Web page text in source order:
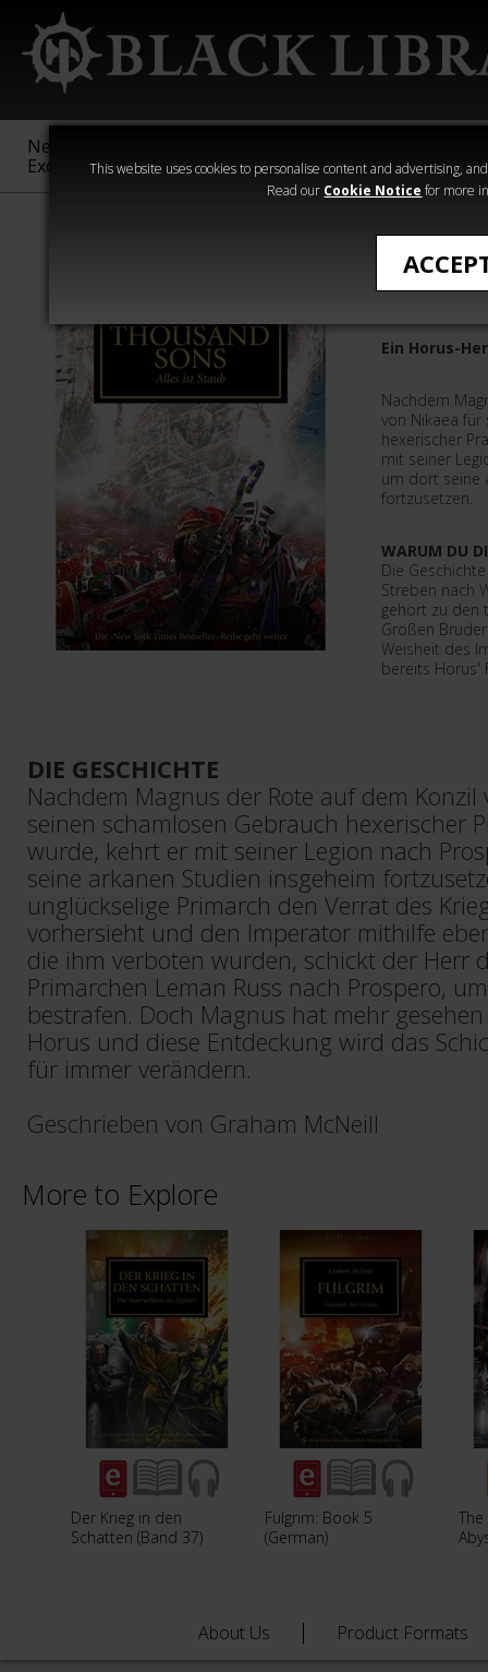
This website uses cookies to personalise content and advertising,
Read our Cookie Notice for more
New &
Exclusive
Sigmar
40,000
Heresy
Ein Horus-
Nachdem
von Nikaea für
hexerischer
mit seiner
um dort seine
fortzusetzen.
WARUM DU
Die
Streben nach
gehört zu den
Großen
Weisheit des
bereits Horus'
DIE GESCHICHTE
Nachdem Magnus der Rote auf dem
seinen schamlosen Gebrauch hexerischer
wurde, kehrt er mit seiner Legion nach
seine arkanen Studien insgeheim
unglückselige Primarch den Verrat des
vorhersieht und den Imperator mithilfe
die ihm verboten wurden, schickt der Herr
Primarchen Leman Russ nach Prospero,
bestrafen. Doch Magnus hat mehr
Horus und diese Entdeckung wird das
für immer verändern.
Geschrieben von Graham McNeill
More to Explore
Der Krieg in den
Schatten (Band 37)
Fulgrim: Book 5
(German)
About Us Product Formats